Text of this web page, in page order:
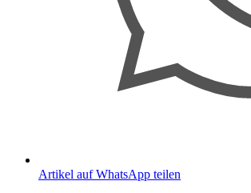
Artikel auf WhatsApp teilen